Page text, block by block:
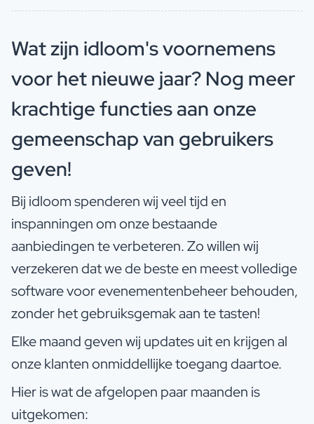
Wat zijn idloom's voornemens
voor het nieuwe jaar? Nog meer
krachtige functies aan onze
gemeenschap van gebruikers
geven!
Bij idloom spenderen wij veel tijd en
inspanningen om onze bestaande
aanbiedingen te verbeteren. Zo willen wij
verzekeren dat we de beste en meest volledige
software voor evenementenbeheer behouden,
zonder het gebruiksgemak aan te tasten!
Elke maand geven wij updates uit en krijgen al
onze klanten onmiddellijke toegang daartoe.
Hier is wat de afgelopen paar maanden is
uitgekomen: